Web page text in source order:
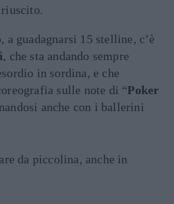
riuscito.
a guadagnarsi 15 stelline, c’è
, che sta andando sempre
in sordina, e che
sulle note di “Poker
anche con i ballerini
da piccolina, anche in